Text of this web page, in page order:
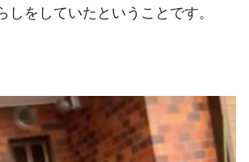
しをしていたということです。